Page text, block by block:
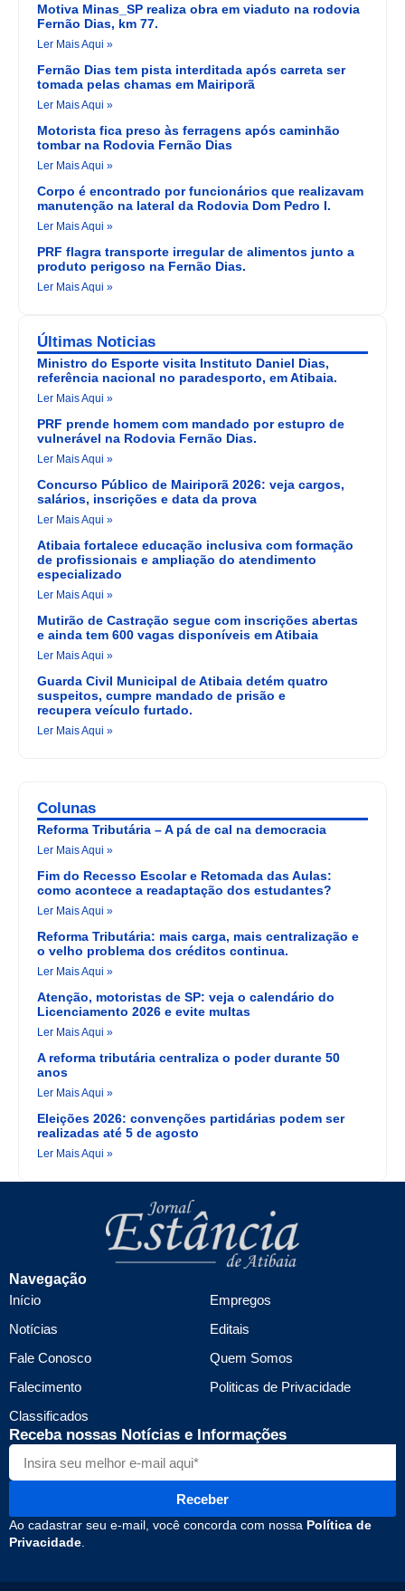
Motiva Minas_SP realiza obra em viaduto na rodovia
Fernão Dias, km 77.
Ler Mais Aqui »
Fernão Dias tem pista interditada após carreta ser
tomada pelas chamas em Mairiporã
Ler Mais Aqui »
Motorista fica preso às ferragens após caminhão
tombar na Rodovia Fernão Dias
Ler Mais Aqui »
Corpo é encontrado por funcionários que realizavam
manutenção na lateral da Rodovia Dom Pedro I.
Ler Mais Aqui »
PRF flagra transporte irregular de alimentos junto a
produto perigoso na Fernão Dias.
Ler Mais Aqui »
Últimas Noticias
Ministro do Esporte visita Instituto Daniel Dias,
referência nacional no paradesporto, em Atibaia.
Ler Mais Aqui »
PRF prende homem com mandado por estupro de
vulnerável na Rodovia Fernão Dias.
Ler Mais Aqui »
Concurso Público de Mairiporã 2026: veja cargos,
salários, inscrições e data da prova
Ler Mais Aqui »
Atibaia fortalece educação inclusiva com formação
de profissionais e ampliação do atendimento
especializado
Ler Mais Aqui »
Mutirão de Castração segue com inscrições abertas
e ainda tem 600 vagas disponíveis em Atibaia
Ler Mais Aqui »
Guarda Civil Municipal de Atibaia detém quatro
suspeitos, cumpre mandado de prisão e
recupera veículo furtado.
Ler Mais Aqui »
Colunas
Reforma Tributária – A pá de cal na democracia
Ler Mais Aqui »
Fim do Recesso Escolar e Retomada das Aulas:
como acontece a readaptação dos estudantes?
Ler Mais Aqui »
Reforma Tributária: mais carga, mais centralização e
o velho problema dos créditos continua.
Ler Mais Aqui »
Atenção, motoristas de SP: veja o calendário do
Licenciamento 2026 e evite multas
Ler Mais Aqui »
A reforma tributária centraliza o poder durante 50
anos
Ler Mais Aqui »
Eleições 2026: convenções partidárias podem ser
realizadas até 5 de agosto
Ler Mais Aqui »
Navegação
Início
Notícias
Fale Conosco
Falecimento
Classificados
Empregos
Editais
Quem Somos
Politicas de Privacidade
Receba nossas Notícias e Informações
Receber
Ao cadastrar seu e-mail, você concorda com nossa Política de
Privacidade